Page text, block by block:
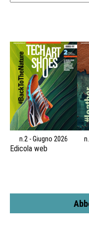
n.2 - Giugno 2026
Edicola web